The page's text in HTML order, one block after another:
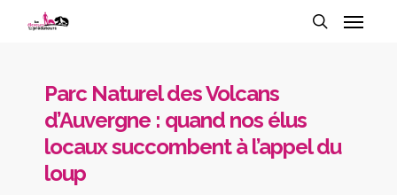
Parc Naturel des Volcans
d’Auvergne : quand nos élus
locaux succombent à l’appel du
loup